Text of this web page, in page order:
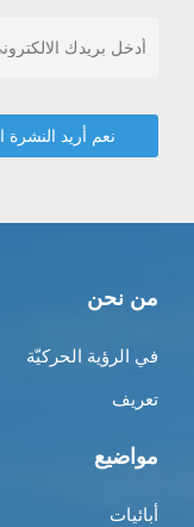
من نحن
في الرؤية الحركيّة
تعريف
مواضيع
أبائيات